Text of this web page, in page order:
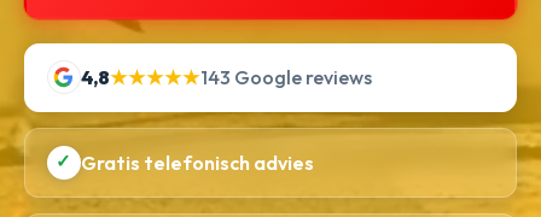
4,8★★★★★143 Google reviews
✓ Gratis telefonisch advies